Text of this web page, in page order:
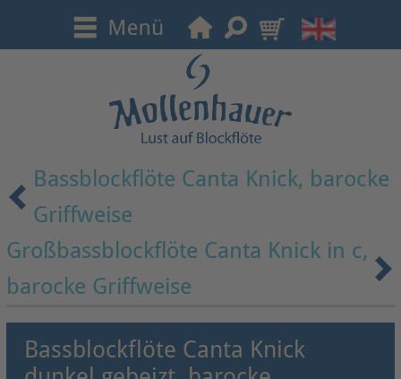
Bassblockflöte Canta Knick, barocke
Griffweise
Großbassblockflöte Canta Knick in c,
barocke Griffweise
Bassblockflöte Canta Knick